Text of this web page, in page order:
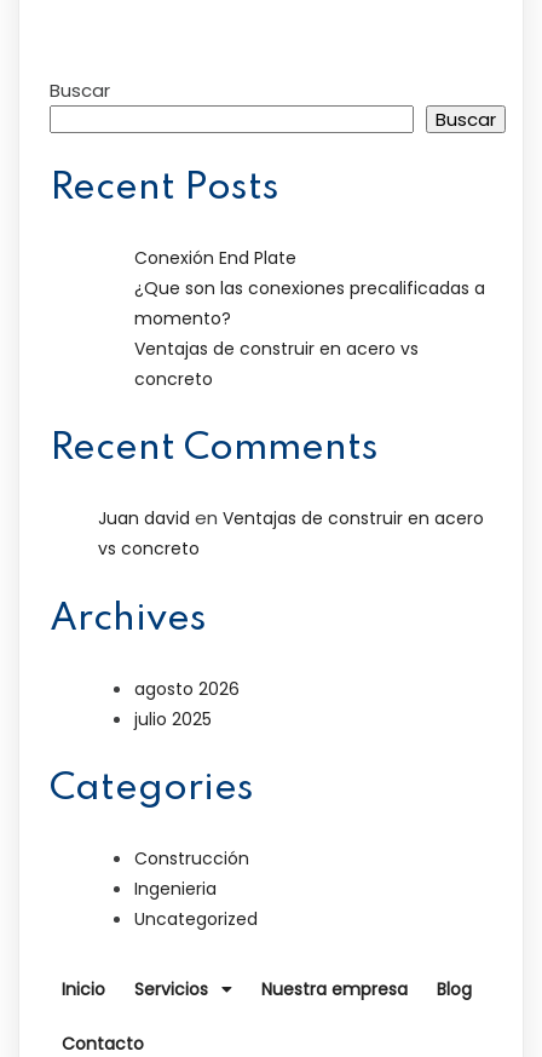
Buscar
Buscar
Recent Posts
Conexión End Plate
¿Que son las conexiones precalificadas a
momento?
Ventajas de construir en acero vs
concreto
Recent Comments
Juan david en Ventajas de construir en acero
vs concreto
Archives
agosto 2026
julio 2025
Categories
Construcción
Ingenieria
Uncategorized
Inicio Servicios Nuestra empresa Blog
Contacto